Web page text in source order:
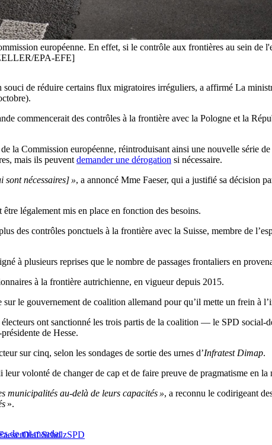
européenne. En effet, si le contrôle aux frontières au sein de
EPA-EFE]
de réduire certains flux migratoires irréguliers, a affirmé La
commencerait des contrôles à la frontière avec la Pologne et la
la Commission européenne, réintroduisant ainsi une nouvelle série
mais ils peuvent demander une dérogation si nécessaire.
sont nécessaires] », a annoncé Mme Faeser, qui a justifié sa décision
légalement mis en place en fonction des besoins.
des contrôles ponctuels à la frontière avec la Suisse, membre de
à plusieurs reprises que le nombre de passages frontaliers en
à la frontière autrichienne, en vigueur depuis 2015.
le gouvernement de coalition allemand pour qu’il mette un frein à
ont sanctionné les trois partis de la coalition — le SPD
de Hesse.
sur cinq, selon les sondages de sortie des urnes d’Infratest Dimap.
volonté de changer de cap et de faire preuve de pragmatisme en la
municipalités au-delà de leurs capacités », a reconnu le codirigeant
».
de mi-mandat
Olaf ScholzSPD